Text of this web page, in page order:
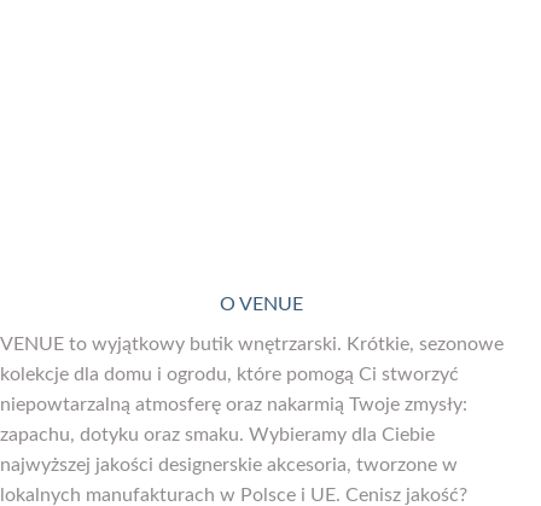
O VENUE
VENUE to wyjątkowy butik wnętrzarski. Krótkie, sezonowe
kolekcje dla domu i ogrodu, które pomogą Ci stworzyć
niepowtarzalną atmosferę oraz nakarmią Twoje zmysły:
zapachu, dotyku oraz smaku. Wybieramy dla Ciebie
najwyższej jakości designerskie akcesoria, tworzone w
lokalnych manufakturach w Polsce i UE. Cenisz jakość?